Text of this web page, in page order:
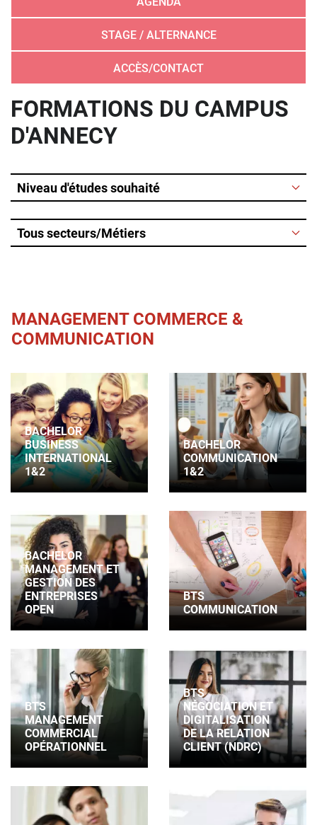
STAGE / ALTERNANCE
ACCÈS/CONTACT
FORMATIONS DU CAMPUS
D'ANNECY
MANAGEMENT COMMERCE &
COMMUNICATION
BACHELOR
BUSINESS
INTERNATIONAL
1&2
BACHELOR
COMMUNICATION
1&2
BACHELOR
MANAGEMENT ET
GESTION DES
ENTREPRISES
OPEN
BTS
COMMUNICATION
BTS
MANAGEMENT
COMMERCIAL
OPÉRATIONNEL
BTS
NÉGOCIATION ET
DIGITALISATION
DE LA RELATION
CLIENT (NDRC)